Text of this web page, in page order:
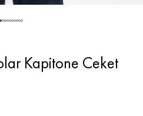
Kapitone Ceket